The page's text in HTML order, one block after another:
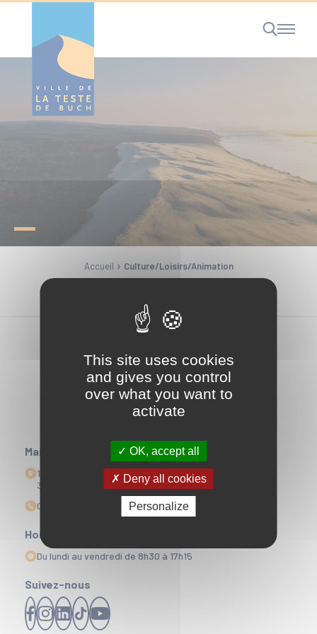
RECHERCHE
Accueil Culture/Loisirs/Animation
Mairie
1 Esplanade Edmond Doré
33164 La Teste-de-Buch
05 56 22 35 00
Horaires d'ouvertures
Du lundi au vendredi de 8h30 à 17h15
Suivez-nous
Cookies management panel
This site uses cookies
and gives you control
over what you want to
activate
OK, accept all
Deny all cookies
Personalize